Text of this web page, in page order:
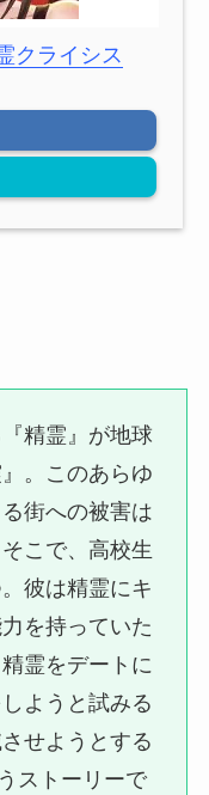
クライシス
精霊』が地球
。このあらゆ
街への被害は
こで、高校生
彼は精霊にキ
を持っていた
霊をデートに
ようと試みる
せようとする
ストーリーで